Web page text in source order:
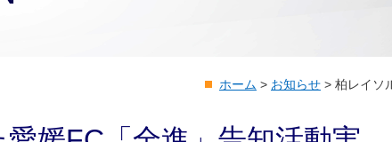
ホーム > お知らせ > 柏レイソ